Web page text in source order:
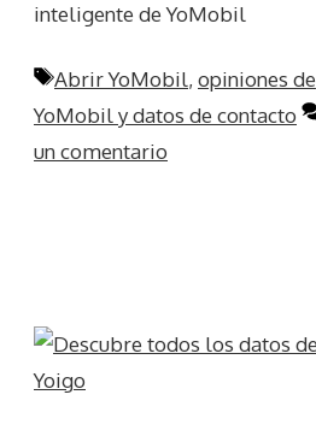
inteligente de YoMobil
Etiquetas
Abrir YoMobil, opiniones de
YoMobil y datos de contacto
un comentario